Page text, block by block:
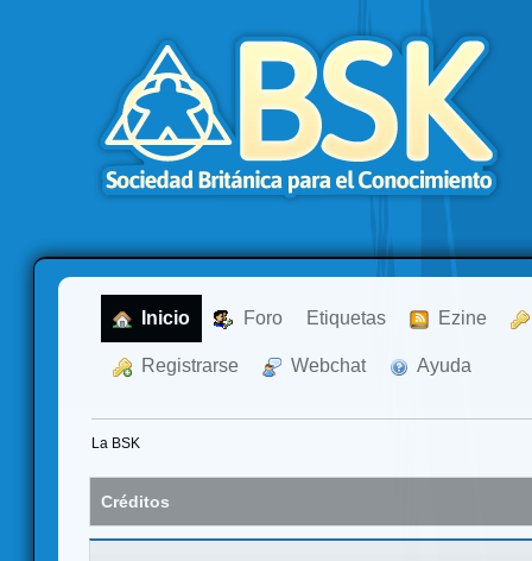
Inicio Foro Etiquetas Ezine
Registrarse Webchat Ayuda
La BSK
Créditos